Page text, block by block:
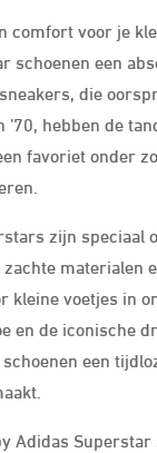
comfort voor je
schoenen een
die
hebben de
favoriet onder
zijn speciaal
materialen
kleine voetjes in
en de iconische
een
Adidas Superstar